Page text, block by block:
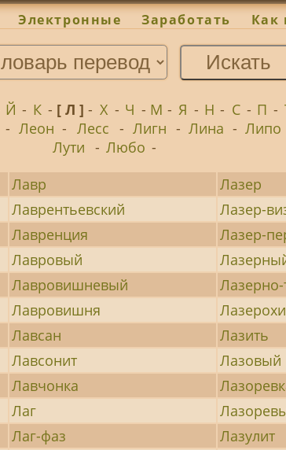
Электронные Заработать Как
Й - К - [ Л ]- Х - Ч - М - Я - Н - С - П -
- Леон - Лесс - Лигн - Лина - Липо
Лути - Любо -
Лавр
Лазер
Лаврентьевский
Лазер-
Лавренция
Лазер-
Лавровый
Лавровишневый
Лавровишня
Лавсан
Лазить
Лавсонит
Лазовый
Лавчонка
Лаг
Лаг-фаз
Лазулит